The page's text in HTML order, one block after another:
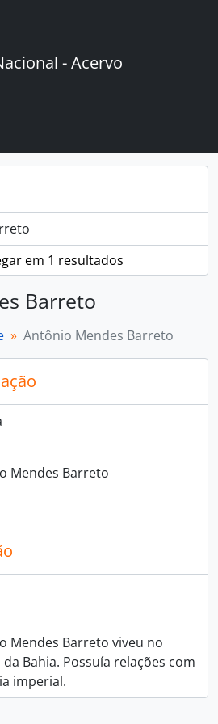
- Acervo
em 1 resultados
Barreto
Antônio Mendes Barreto
Mendes Barreto
Mendes Barreto viveu no
Bahia. Possuía relações com
imperial.